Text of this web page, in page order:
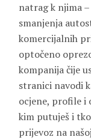
natrag k njima
smanjenja
komercijalnih
optočeno
kompanija čije
stranici navodi
ocjene, profile i
kim putuješ i
prijevoz na